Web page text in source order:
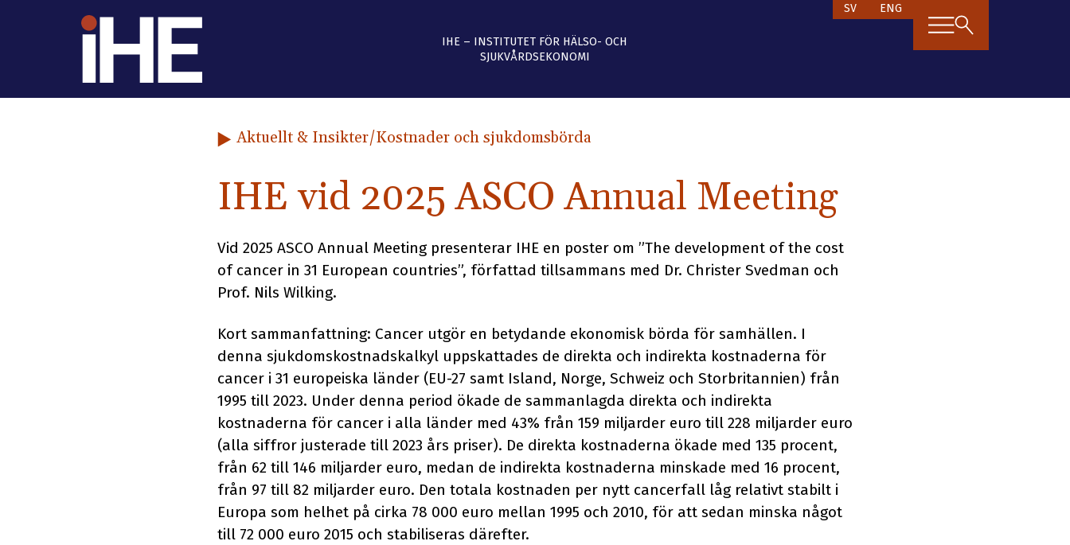
IHE – INSTITUTET FÖR HÄLSO- OCH
SJUKVÅRDSEKONOMI
SV ENG
Aktuellt & Insikter/Kostnader och sjukdomsbörda
IHE vid 2025 ASCO Annual Meeting
Vid 2025 ASCO Annual Meeting presenterar IHE en poster om ”The development of the cost
of cancer in 31 European countries”, författad tillsammans med Dr. Christer Svedman och
Prof. Nils Wilking.
Kort sammanfattning: Cancer utgör en betydande ekonomisk börda för samhällen. I
denna sjukdomskostnadskalkyl uppskattades de direkta och indirekta kostnaderna för
cancer i 31 europeiska länder (EU-27 samt Island, Norge, Schweiz och Storbritannien) från
1995 till 2023. Under denna period ökade de sammanlagda direkta och indirekta
kostnaderna för cancer i alla länder med 43% från 159 miljarder euro till 228 miljarder euro
(alla siffror justerade till 2023 års priser). De direkta kostnaderna ökade med 135 procent,
från 62 till 146 miljarder euro, medan de indirekta kostnaderna minskade med 16 procent,
från 97 till 82 miljarder euro. Den totala kostnaden per nytt cancerfall låg relativt stabilt i
Europa som helhet på cirka 78 000 euro mellan 1995 och 2010, för att sedan minska något
till 72 000 euro 2015 och stabiliseras därefter.